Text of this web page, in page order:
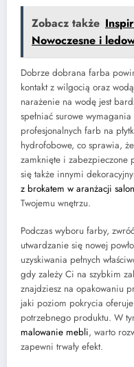
Zobacz także
Nowoczesne i
Dobrze dobrana farba
kontakt z wilgocią oraz
narażenie na wodę jest
spełniać surowe
profesjonalnych farb na
hydrofobowe, co sprawia,
zamknięte i
się także innymi
z brokatem w aranżacji
Twojemu wnętrzu.
Podczas wyboru farby,
utwardzanie się nowej
uzyskiwania pełnych
gdy zależy Ci na szybkim
znajdziesz na opakowaniu
jaki poziom pokrycia
potrzebnego produktu. W
malowanie mebli, warto
zapewni trwały efekt.